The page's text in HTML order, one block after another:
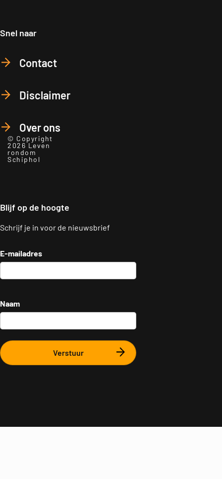
Snel naar
Contact
Disclaimer
Over ons
Blijf op de hoogte
Schrijf je in voor de nieuwsbrief
E-mailadres
Naam
Verstuur
© Copyright
2026 Leven
rondom
Schiphol